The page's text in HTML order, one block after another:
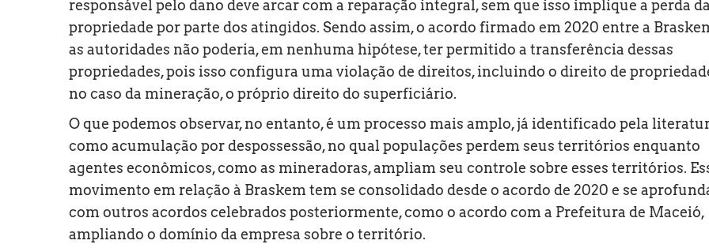
responsável pelo dano deve arcar com a reparação integral, sem que isso implique a perda da
propriedade por parte dos atingidos. Sendo assim, o acordo firmado em 2020 entre a
as autoridades não poderia, em nenhuma hipótese, ter permitido a transferência dessas
propriedades, pois isso configura uma violação de direitos, incluindo o direito de
no caso da mineração, o próprio direito do superficiário.
O que podemos observar, no entanto, é um processo mais amplo, já identificado pela
como acumulação por despossessão, no qual populações perdem seus territórios enquanto
agentes econômicos, como as mineradoras, ampliam seu controle sobre esses territórios.
movimento em relação à Braskem tem se consolidado desde o acordo de 2020 e se
com outros acordos celebrados posteriormente, como o acordo com a Prefeitura de Maceió,
ampliando o domínio da empresa sobre o território.